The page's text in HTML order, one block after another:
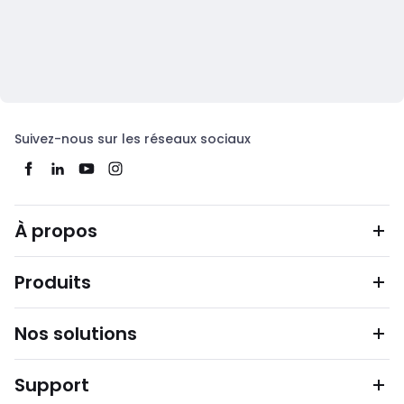
Suivez-nous sur les réseaux sociaux
À propos
Produits
Nos solutions
Support